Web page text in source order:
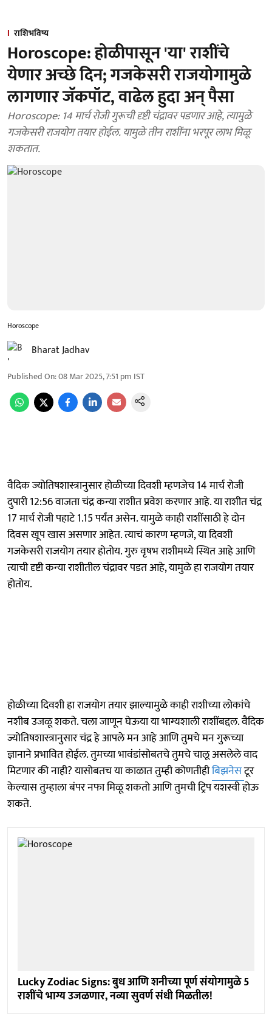
राशिभविष्य
Horoscope: होळीपासून 'या' राशींचे
येणार अच्छे दिन; गजकेसरी राजयोगामुळे
लागणार जॅकपॉट, वाढेल हुदा अन् पैसा
Horoscope: 14 मार्च रोजी गुरूची दृष्टी चंद्रावर पडणार आहे, त्यामुळे
गजकेसरी राजयोग तयार होईल. यामुळे तीन राशींना भरपूर लाभ मिळू
शकतात.
Horoscope
Bharat Jadhav
Published On:08 Mar 2025, 7:51 pm IST
वैदिक ज्योतिषशास्त्रानुसार होळीच्या दिवशी म्हणजेच 14 मार्च रोजी
दुपारी 12:56 वाजता चंद्र कन्या राशीत प्रवेश करणार आहे. या राशीत चंद्र
17 मार्च रोजी पहाटे 1.15 पर्यंत असेन. यामुळे काही राशींसाठी हे दोन
दिवस खूप खास असणार आहेत. त्याचं कारण म्हणजे, या दिवशी
गजकेसरी राजयोग तयार होतोय. गुरु वृषभ राशीमध्ये स्थित आहे आणि
त्याची दृष्टी कन्या राशीतील चंद्रावर पडत आहे, यामुळे हा राजयोग तयार
होतोय.
होळीच्या दिवशी हा राजयोग तयार झाल्यामुळे काही राशीच्या लोकांचे
नशीब उजळू शकते. चला जाणून घेऊया या भाग्यशाली राशींबद्दल. वैदिक
ज्योतिषशास्त्रानुसार चंद्र हे आपले मन आहे आणि तुमचे मन गुरूच्या
ज्ञानाने प्रभावित होईल. तुमच्या भावंडांसोबतचे तुमचे चालू असलेले वाद
मिटणार की नाही? यासोबतच या काळात तुम्ही कोणतीहीबिझनेसटूर
केल्यास तुम्हाला बंपर नफा मिळू शकतो आणि तुमची ट्रिप यशस्वी होऊ
शकते.
Lucky Zodiac Signs: बुध आणि शनीच्या पूर्ण संयोगामुळे 5
राशींचे भाग्य उजळणार, नव्या सुवर्ण संधी मिळतील!